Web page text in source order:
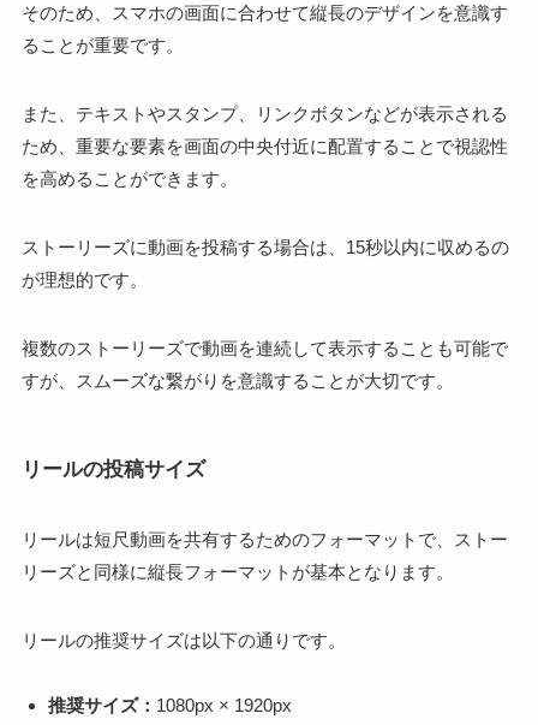
そのため、スマホの画面に合わせて縦長のデザインを意識す
ることが重要です。
また、テキストやスタンプ、リンクボタンなどが表示される
ため、重要な要素を画面の中央付近に配置することで視認性
を高めることができます。
ストーリーズに動画を投稿する場合は、15秒以内に収めるの
が理想的です。
複数のストーリーズで動画を連続して表示することも可能で
すが、スムーズな繋がりを意識することが大切です。
リールの投稿サイズ
リールは短尺動画を共有するためのフォーマットで、ストー
リーズと同様に縦長フォーマットが基本となります。
リールの推奨サイズは以下の通りです。
推奨サイズ： 1080px × 1920px